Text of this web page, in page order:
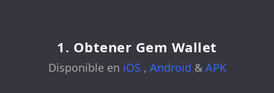
1. Obtener Gem Wallet
Disponible en iOS , Android & APK